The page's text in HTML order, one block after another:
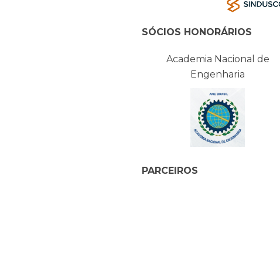
SÓCIOS HONORÁRIOS
Academia Nacional de
Engenharia
PARCEIROS